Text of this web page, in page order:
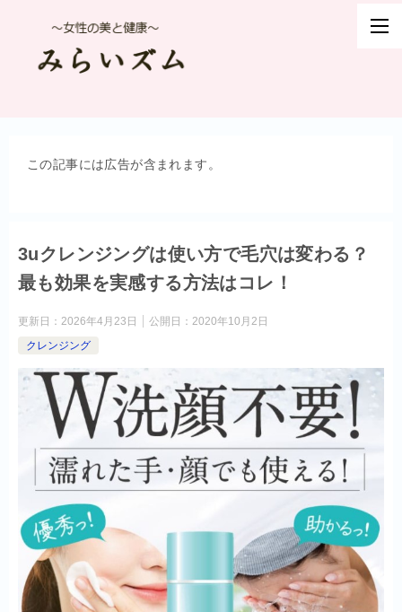
この記事には広告が含まれます。
3uクレンジングは使い方で毛穴は変わる？
最も効果を実感する方法はコレ！
更新日： 2026年4月23日 公開日： 2020年10月2日
クレンジング